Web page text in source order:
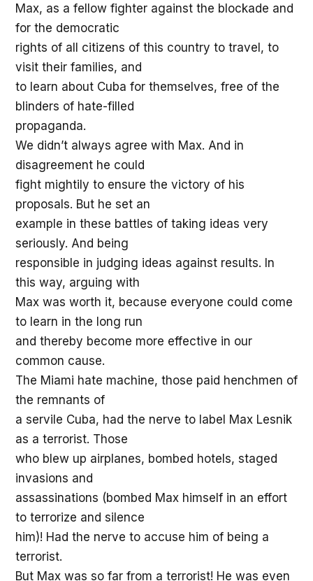
Max, as a fellow fighter against the blockade and
for the democratic
rights of all citizens of this country to travel, to
visit their families, and
to learn about Cuba for themselves, free of the
blinders of hate-filled
propaganda.
We didn’t always agree with Max. And in
disagreement he could
fight mightily to ensure the victory of his
proposals. But he set an
example in these battles of taking ideas very
seriously. And being
responsible in judging ideas against results. In
this way, arguing with
Max was worth it, because everyone could come
to learn in the long run
and thereby become more effective in our
common cause.
The Miami hate machine, those paid henchmen of
the remnants of
a servile Cuba, had the nerve to label Max Lesnik
as a terrorist. Those
who blew up airplanes, bombed hotels, staged
invasions and
assassinations (bombed Max himself in an effort
to terrorize and silence
him)! Had the nerve to accuse him of being a
terrorist.
But Max was so far from a terrorist! He was even